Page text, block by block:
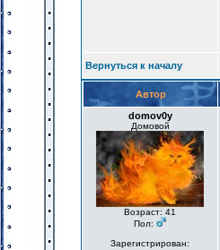
Вернуться к началу
Автор
domov0y
Домовой
Возраст: 41
Пол:
Зарегистрирован: